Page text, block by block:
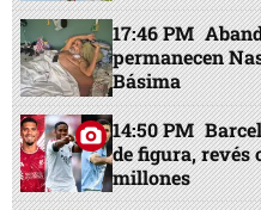
17:46 PM
permanecen
Básima
14:50 PM
de figura, revés
millones